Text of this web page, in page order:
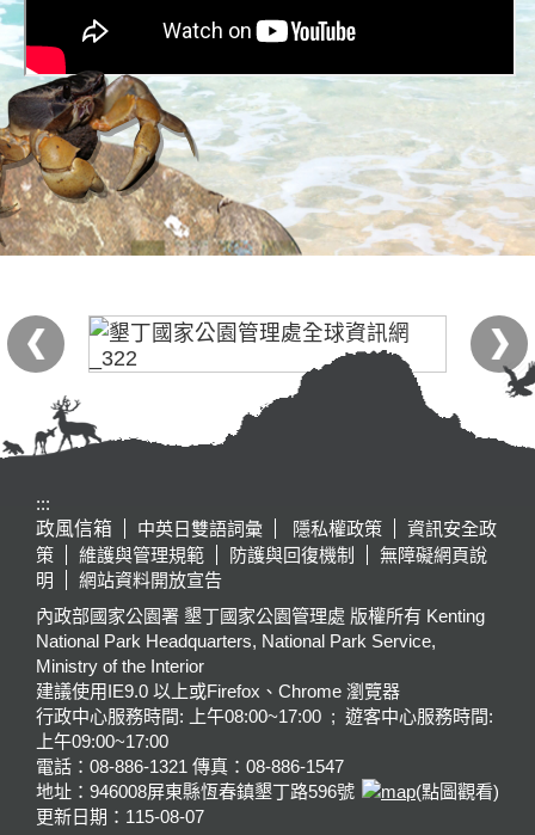
:::
政風信箱
中英日雙語詞彙 隱私權政策
資訊安全政
策
維護與管理規範 防護與回復機制
無障礙網頁說
明
網站資料開放宣告
內政部國家公園署 墾丁國家公園管理處 版權所有 Kenting
National Park Headquarters, National Park Service,
Ministry of the Interior
建議使用IE9.0 以上或Firefox、Chrome 瀏覽器
行政中心服務時間: 上午08:00~17:00 ; 遊客中心服務時間:
上午09:00~17:00
電話：08-886-1321 傳真：08-886-1547
地址：946008屏東縣恆春鎮墾丁路596號
(點圖觀看)
更新日期： 115-08-07